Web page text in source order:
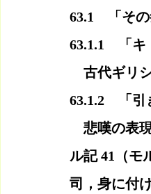
63.1　「そ
63.1.1　「
古代ギリ
63.1.2　「引
悲嘆の表
ル記 41（モ
司，身に付